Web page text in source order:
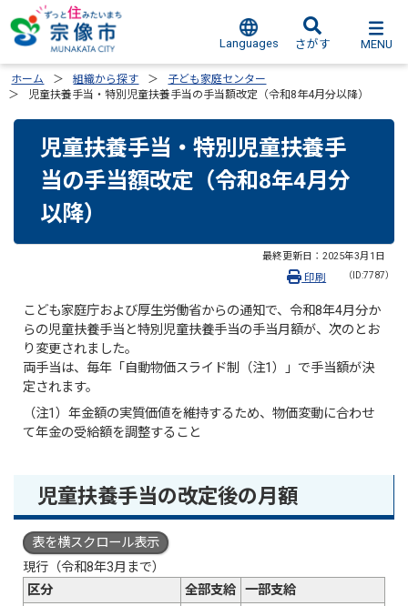
Languages さがす MENU
ホーム 組織から探す
子ども家庭センター
児童扶養手当・特別児童扶養手当の手当額改定（令和8年4月分以降）
児童扶養手当・特別児童扶養手
当の手当額改定（令和8年4月分
以降）
最終更新日： 2025年3月1日
（ID:7787）
印刷
こども家庭庁および厚生労働省からの通知で、令和8年4月分か
らの児童扶養手当と特別児童扶養手当の手当月額が、次のとお
り変更されました。
両手当は、毎年「自動物価スライド制（注1）」で手当額が決
定されます。
（注1）年金額の実質価値を維持するため、物価変動に合わせ
て年金の受給額を調整すること
児童扶養手当の改定後の月額
表を横スクロール表示
現行（令和8年3月まで）
区分
全部支給 一部支給